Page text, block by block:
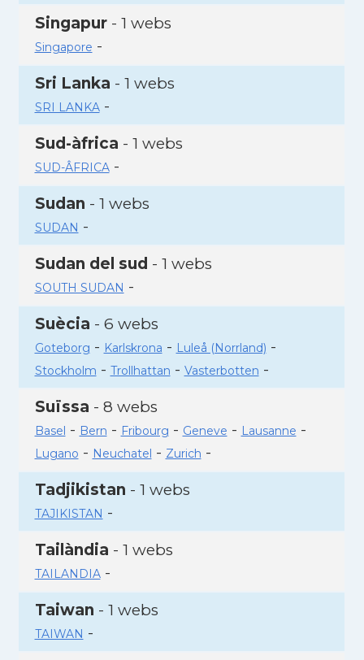
Singapur- 1 webs
Singapore -
Sri Lanka - 1 webs
SRI LANKA-
Sud-àfrica - 1 webs
SUD-ÂFRICA-
Sudan - 1 webs
SUDAN -
Sudan del sud - 1 webs
SOUTH SUDAN -
Suècia - 6 webs
Goteborg - Karlskrona - Luleå (Norrland) -
Stockholm - Trollhattan - Vasterbotten -
Suïssa - 8 webs
Basel - Bern - Fribourg - Geneve - Lausanne -
Lugano - Neuchatel - Zurich -
Tadjikistan - 1 webs
TAJIKISTAN -
Tailàndia - 1 webs
TAILANDIA-
Taiwan - 1 webs
TAIWAN -